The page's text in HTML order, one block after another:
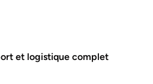
et logistique complet